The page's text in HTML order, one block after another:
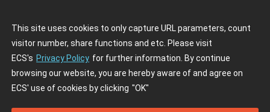
This site uses cookies to only capture URL parameters, count
visitor number, share functions and etc. Please visit
ECS's Privacy Policy for further information. By continue
browsing our website, you are hereby aware of and agree on
ECS' use of cookies by clicking "OK"